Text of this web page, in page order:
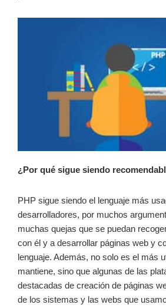
¿Por qué sigue siendo
PHP sigue siendo el lenguaje más
desarrolladores, por muchos
muchas quejas que se puedan
con él y a desarrollar páginas web y
lenguaje. Además, no solo es el más
mantiene, sino que algunas de las
destacadas de creación de páginas
de los sistemas y las webs que